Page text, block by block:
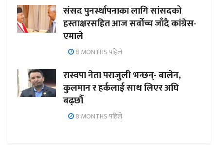
संसद पुनर्स्थापनाका लागि सांसदको
हस्ताक्षरसहित आज सर्वोच्च जाँदै कांग्रेस-
एमाले
8 MONTHS पहिले
रास्वपा नेता पराजुली भन्छन्- बालेन,
कुलमान र हर्कलाई साथ लिएर अघि
बढ्छौँ
8 MONTHS पहिले